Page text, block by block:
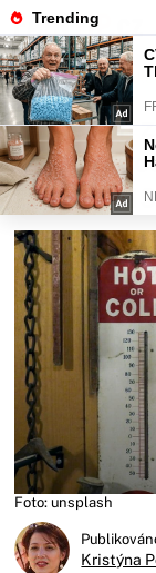
Fajntip.cz
Jen jeden
Pravidlo
Foto: unsplash
Kristýna